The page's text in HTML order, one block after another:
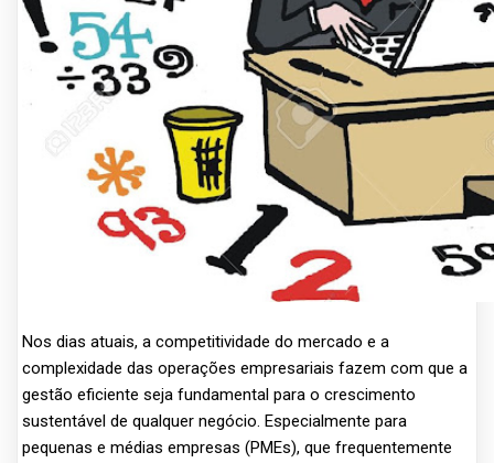
Nos dias atuais, a competitividade do mercado e a
complexidade das operações empresariais fazem com que a
gestão eficiente seja fundamental para o crescimento
sustentável de qualquer negócio. Especialmente para
pequenas e médias empresas (PMEs), que frequentemente